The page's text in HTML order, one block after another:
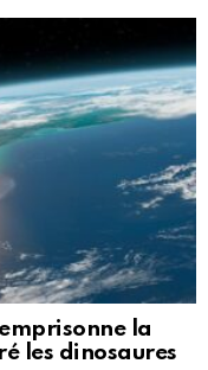
la
les dinosaures